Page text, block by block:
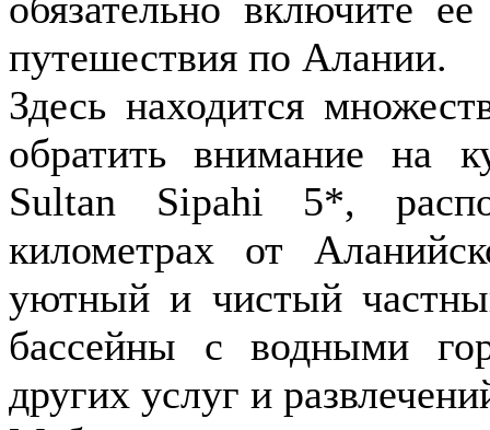
путешествия по Алании.
Здесь находится
обратить внимание на
Sultan Sipahi 5*,
километрах от
уютный и чистый
бассейны с водными
других услуг и